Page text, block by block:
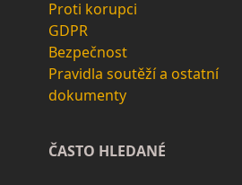
Proti korupci
GDPR
Bezpečnost
Pravidla soutěží a ostatní
dokumenty
ČASTO HLEDANÉ